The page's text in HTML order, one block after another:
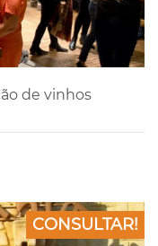
de vinhos
CONSULTAR!